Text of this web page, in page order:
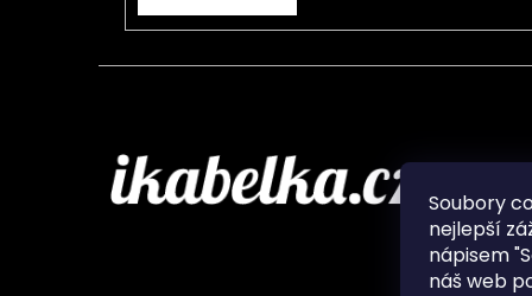
Soubory
nejlepší
nápisem
náš web
O nás
Často